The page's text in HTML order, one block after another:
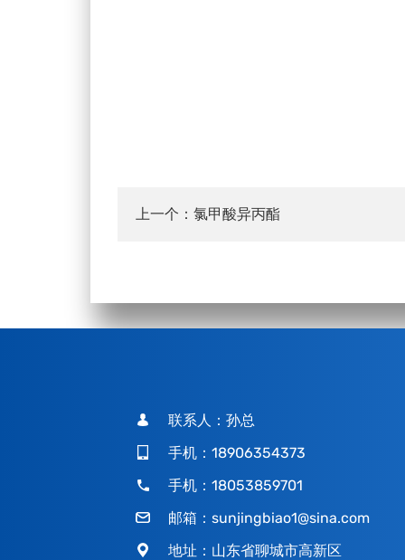
上一个： 氯甲酸异丙酯
联系人：孙总
手机：18906354373
手机：18053859701
邮箱： sunjingbiao1@sina.com
地址：山东省聊城市高新区